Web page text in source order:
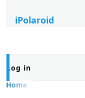
iPolaroid
Primary tabs
Log in
Breadcrumb
Home